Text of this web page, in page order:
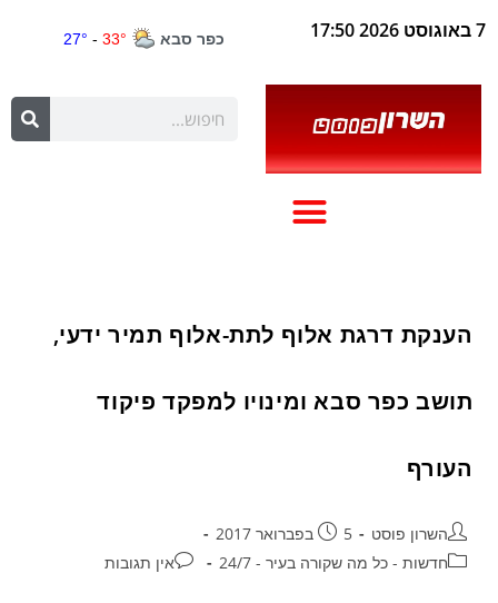
7 באוגוסט 2026 17:50
הענקת דרגת אלוף לתת-אלוף תמיר ידעי,
תושב כפר סבא ומינויו למפקד פיקוד
העורף
השרון פוסט
5 בפברואר 2017
חדשות - כל מה שקורה בעיר - 24/7
אין תגובות